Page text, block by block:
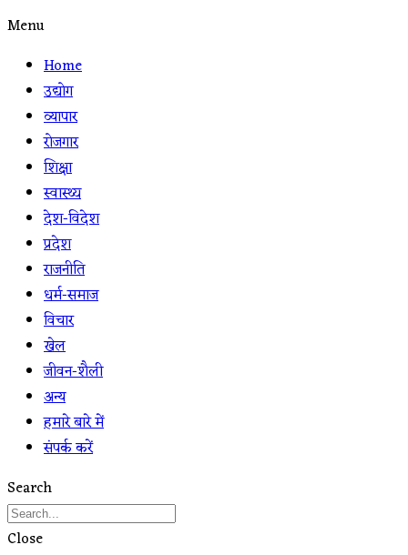
Menu
Home
उद्योग
व्यापार
रोजगार
शिक्षा
स्वास्थ्य
देश-विदेश
प्रदेश
राजनीति
धर्म-समाज
विचार
खेल
जीवन-शैली
अन्य
हमारे बारे में
संपर्क करें
Search
Close